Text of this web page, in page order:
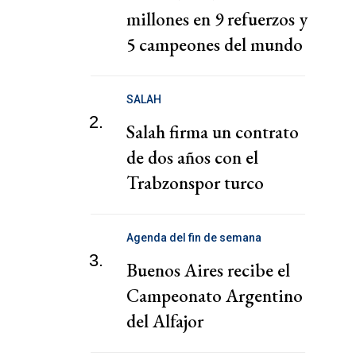
millones en 9 refuerzos y
5 campeones del mundo
2.
SALAH
Salah firma un contrato
de dos años con el
Trabzonspor turco
3.
Agenda del fin de semana
Buenos Aires recibe el
Campeonato Argentino
del Alfajor